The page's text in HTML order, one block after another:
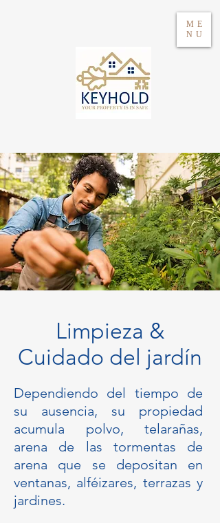
ME
NU
Acceso
WhatsApp 604417021
Limpieza &
Cuidado del jardín
Dependiendo del tiempo de
su ausencia, su propiedad
acumula polvo, telarañas,
arena de las tormentas de
arena que se depositan en
ventanas, alféizares, terrazas y
jardines.